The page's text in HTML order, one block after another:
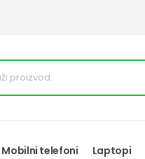
Mobilni telefoni Laptopi